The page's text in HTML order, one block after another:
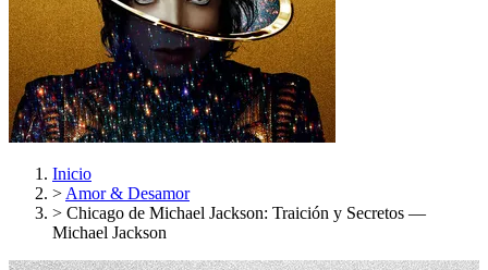
Inicio
> Amor & Desamor
> Chicago de Michael Jackson: Traición y Secretos —
Michael Jackson